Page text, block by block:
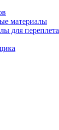
материалы
для переплета